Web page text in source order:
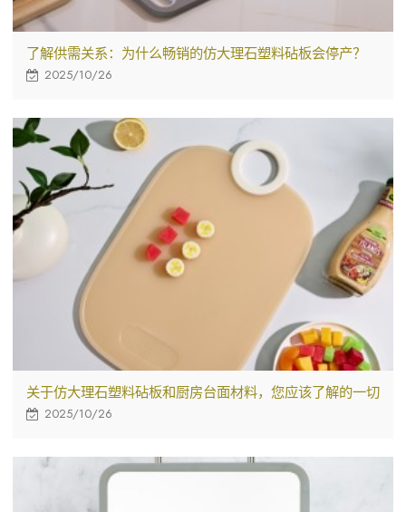
了解供需关系：为什么畅销的仿大理石塑料砧板会停产？
2025/10/26
关于仿大理石塑料砧板和厨房台面材料，您应该了解的一切
2025/10/26